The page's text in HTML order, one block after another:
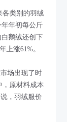
各类别的羽绒
年初每公斤
鹅绒还创下
上涨61%。
场出现了时
，原材料成本
，羽绒服价